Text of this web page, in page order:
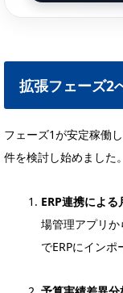
拡張フェーズ2
フェーズ1が安定稼働
件を検討し始めました
ERP連携によ
場管理アプリ
でERPにインポ